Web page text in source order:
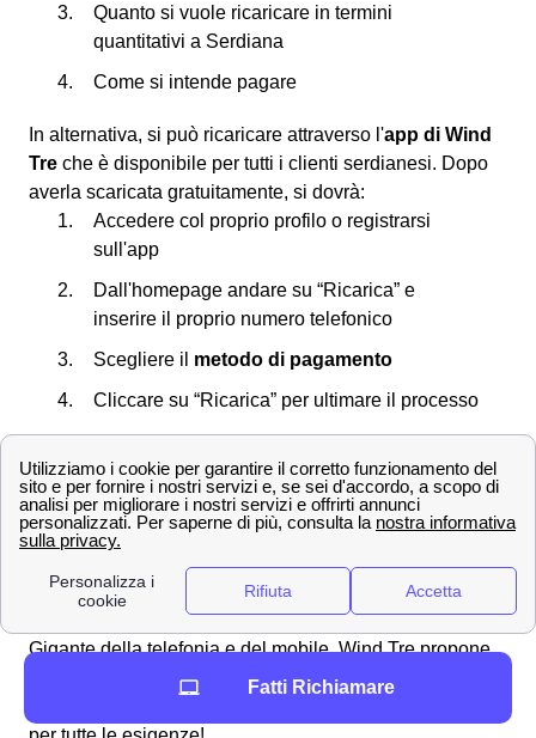
Quanto si vuole ricaricare in termini
quantitativi a Serdiana
Come si intende pagare
In alternativa, si può ricaricare attraverso l'app di Wind
Tre che è disponibile per tutti i clienti serdianesi. Dopo
averla scaricata gratuitamente, si dovrà:
Accedere col proprio profilo o registrarsi
sull'app
Dall'homepage andare su “Ricarica” e
inserire il proprio numero telefonico
Scegliere il metodo di pagamento
Cliccare su “Ricarica” per ultimare il processo
della carta da Serdiana sul sistema di Wind Tre così da
non doverli digitare di nuovo.
Scopri le offerte Wind Tre a Serdiana e la velocità di
Offerte Wind Tre nella città di Serdiana
Gigante della telefonia e del mobile, Wind Tre propone
per i clienti di Serdiana tantissime offerte su misura per
Fatti Richiamare